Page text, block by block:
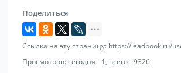
Поделиться
Ссылка на эту страницу: https://leadbook.ru/
Просмотров: сегодня - 1, всего - 9326